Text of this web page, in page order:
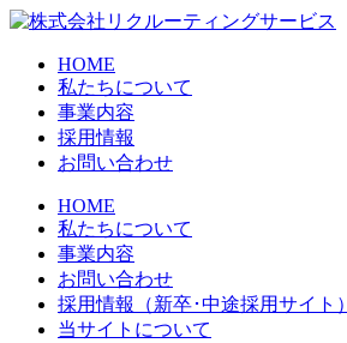
HOME
私たちについて
事業内容
採用情報
お問い合わせ
HOME
私たちについて
事業内容
お問い合わせ
採用情報（新卒･中途採用サイト）
当サイトについて